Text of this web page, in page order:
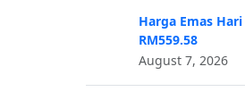
Harga Emas
RM559.58
August 7, 2026